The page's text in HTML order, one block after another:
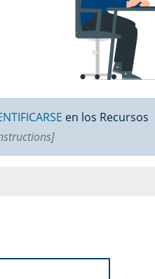
en los Recursos